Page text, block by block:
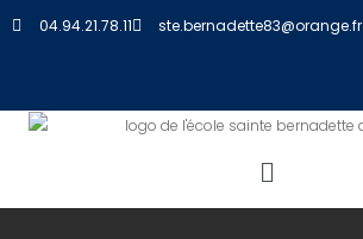
04.94.21.78.11 ste.bernadette83@orange.fr